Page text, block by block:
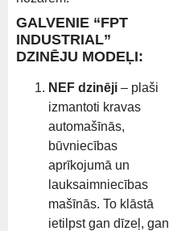
GALVENIE “FPT
INDUSTRIAL”
DZINĒJU MODEĻI:
NEF dzinēji – plaši
izmantoti kravas
automašīnās,
būvniecības
aprīkojumā un
lauksaimniecības
mašīnās. To klāstā
ietilpst gan dīzeļ, gan